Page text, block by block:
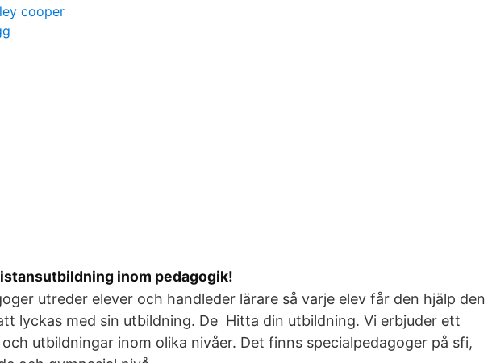
cooper
inom pedagogik!
utreder elever och handleder lärare så varje elev får den hjälp den
lyckas med sin utbildning. De Hitta din utbildning. Vi erbjuder ett
utbildningar inom olika nivåer. Det finns specialpedagoger på sfi,